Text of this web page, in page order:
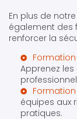
En plus de
également des
renforcer la
Apprenez
équipes aux
pratiques.